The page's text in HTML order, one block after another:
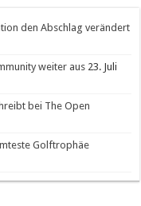
den Abschlag verändert
weiter aus 23. Juli
bei The Open
Golftrophäe